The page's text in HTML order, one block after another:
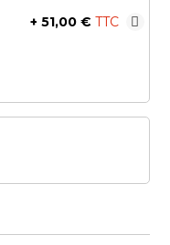
+ 51,00 €